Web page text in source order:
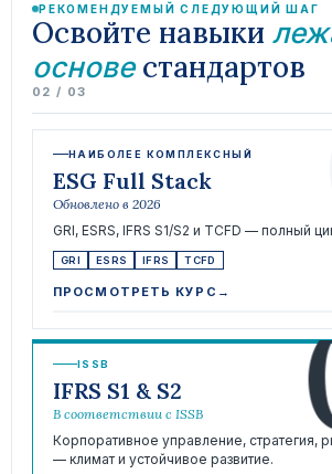
РЕКОМЕНДУЕМЫЙ СЛЕДУЮЩИЙ ШАГ
Освойте навыки
основестандартов
02 / 03
НАИБОЛЕЕ КОМПЛЕКСНЫЙ
ESG Full Stack
Обновлено в 2026
GRI, ESRS, IFRS S1/S2 и TCFD — полный
GRI ESRS IFRS TCFD
ПРОСМОТРЕТЬ КУРС →
ISSB
IFRS S1 & S2
В соответствии с ISSB
Корпоративное управление, стратегия,
— климат и устойчивое развитие.